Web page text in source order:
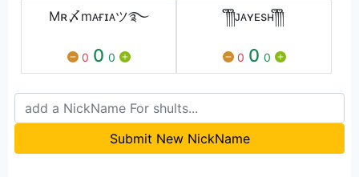
Mʀ〆mᴀғɪᴀツ࿐
0 0 0
༎ຶ༎ຶᴊᴀʏᴇsʜ༎ຶ༎ຶ
0 0 0
Submit New NickName